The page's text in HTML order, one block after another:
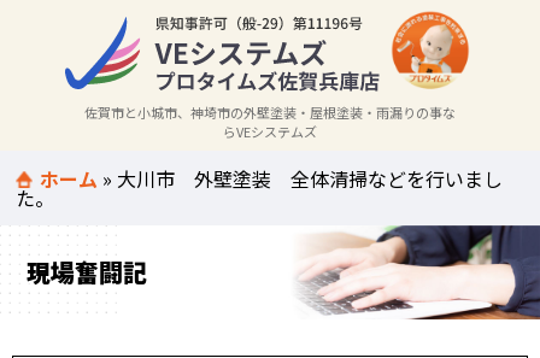
佐賀市と小城市、神埼市の外壁塗装・屋根塗装・雨漏りの事な
らVEシステムズ
ホーム » 大川市 外壁塗装 全体清掃などを行いまし
た。
現場奮闘記